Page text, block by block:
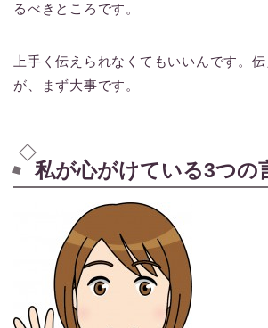
るべきところです。
上手く伝えられなくてもいいんです。
が、まず大事です。
私が心がけている3つの